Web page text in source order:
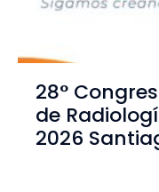
28°
de
2026